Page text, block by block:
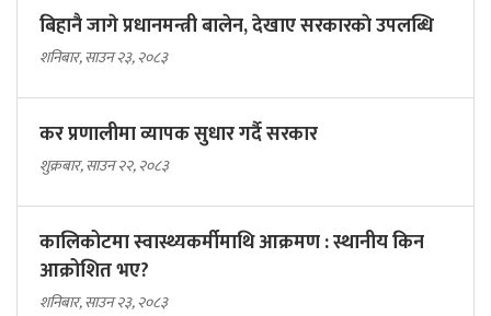
बिहानै जागे प्रधानमन्त्री बालेन, देखाए सरकारकाे उपलब्धि
शनिबार, साउन २३, २०८३
कर प्रणालीमा व्यापक सुधार गर्दै सरकार
शुक्रबार, साउन २२, २०८३
कालिकोटमा स्वास्थ्यकर्मीमाथि आक्रमण : स्थानीय किन
आक्रोशित भए?
शनिबार, साउन २३, २०८३